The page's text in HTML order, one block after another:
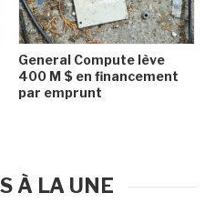
General Compute lève
400 M $ en financement
par emprunt
À LA UNE